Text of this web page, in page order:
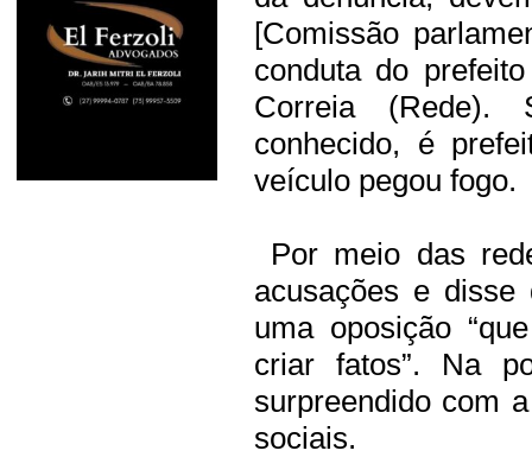
[Comissão
conduta do
Correia
conhecido, é
veículo pegou fogo.
Por meio das
acusações e
uma oposição
criar fatos”. Na
surpreendido com
sociais.